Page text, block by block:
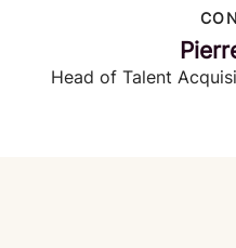
Head of Talent